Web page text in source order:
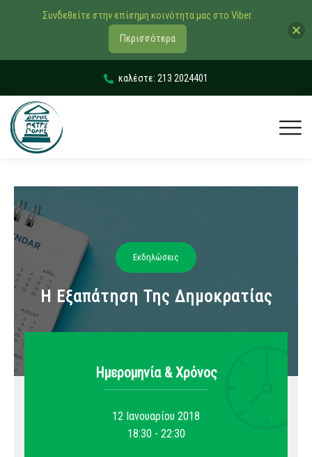
καλέστε: 213 2024401
Εκδηλώσεις
Η Εξαπάτηση Της Δημοκρατίας
Ημερομηνία & Xρόνος
12 Ιανουαρίου 2018
18:30 - 22:30
Συνδεθείτε στην επίσημη κοινότητα μας στο Viber.
Περισσότερα